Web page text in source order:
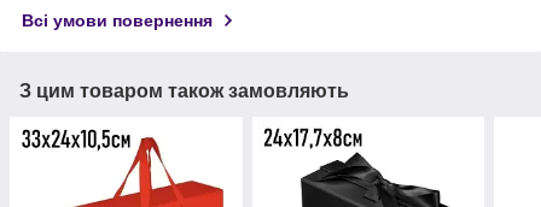
Всі умови повернення
З цим товаром також замовляють